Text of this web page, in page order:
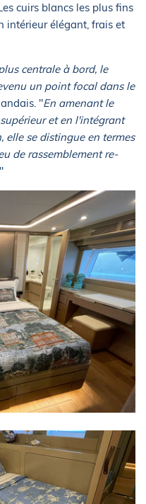
cuirs blancs les plus fins
intérieur élégant, frais et
centrale à bord, le
un point focal dans le
"En amenant le
et en l'intégrant
elle se distingue en termes
de rassemblement re-
"